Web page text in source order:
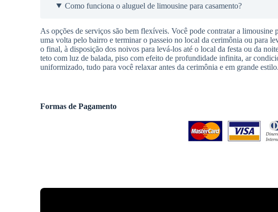
Como funciona o aluguel de limousine para casamento?
As opções de serviços são bem flexíveis. Você pode contratar a
uma volta pelo bairro e terminar o passeio no local da cerimônia ou para
o final, à disposição dos noivos para levá-los até o local da festa ou da
teto com luz de balada, piso com efeito de profundidade infinita, ar
uniformizado, tudo para você relaxar antes da cerimônia e em grande estilo.
Formas de Pagamento